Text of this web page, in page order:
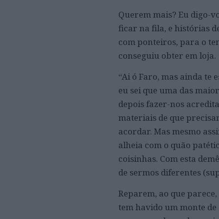
Querem mais? Eu digo-
ficar na fila, e histórias
com ponteiros, para o
conseguiu obter em loja.
“Ai ó Faro, mas ainda te
eu sei que uma das
depois fazer-nos
materiais de que
acordar. Mas mesmo
alheia com o quão
coisinhas. Com esta
de sermos diferentes
Reparem, ao que
tem havido um monte